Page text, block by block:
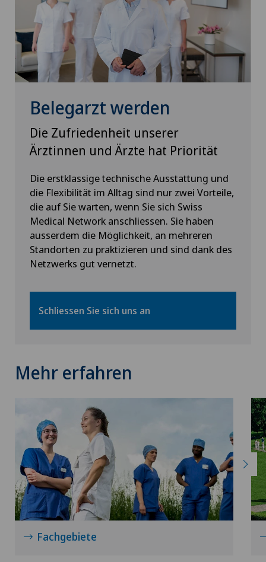
Interventionelle Kardiologie
Interventionelle Radiologie
Kalkschulter
Kardiologie
Kinder- und Jugendpsychiatrie
Kinderaugenkrankheiten
Kinderwunsch
Kniearthrose (Gonarthrose)
Kniearthroskopie
Knochendichtemessung (Osteodensitometrie)
Knorpelschaden
Koloproktologie
Kopfverletzungen
Krebstherapien und Onkologie
Belegarzt werden
Die Zufriedenheit unserer
Ärztinnen und Ärzte hat Priorität
Die erstklassige technische Ausstattung und
die Flexibilität im Alltag sind nur zwei Vorteile,
die auf Sie warten, wenn Sie sich Swiss
Medical Network anschliessen. Sie haben
ausserdem die Möglichkeit, an mehreren
Standorten zu praktizieren und sind dank des
Netzwerks gut vernetzt.
Schliessen Sie sich uns an
Mehr erfahren
Fachgebiete